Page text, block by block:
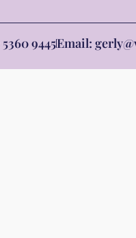
9445Email: